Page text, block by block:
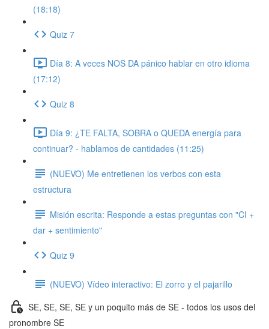
(18:18)
Quiz 7
Día 8: A veces NOS DA pánico hablar en otro idioma
(17:12)
Quiz 8
Día 9: ¿TE FALTA, SOBRA o QUEDA energía para
continuar? - hablamos de cantidades (11:25)
(NUEVO) Me entretienen los verbos con esta
estructura
Misión escrita: Responde a estas preguntas con "CI +
dar + sentimiento"
Quiz 9
(NUEVO) Vídeo interactivo: El zorro y el pajarillo
SE, SE, SE, SE y un poquito más de SE - todos los usos del
pronombre SE